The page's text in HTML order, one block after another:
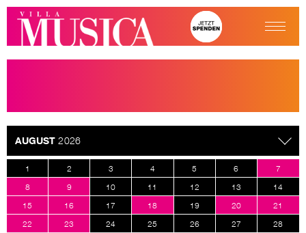
AUGUST2026
1 2 3 4 5 6
7
8
9 10 11 12 13
14
15
16 17 18 19 20
21
22
23 24 25 26 27
28